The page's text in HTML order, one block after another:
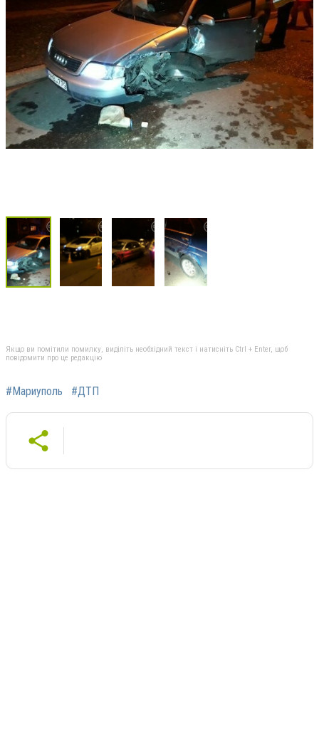
Якщо ви помітили помилку, виділіть необхідний текст і натисніть Ctrl + Enter, щоб
повідомити про це редакцію
#Мариуполь #ДТП